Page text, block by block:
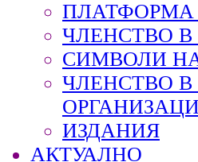
ПЛАТФОРМА
ЧЛЕНСТВО В
СИМВОЛИ
ЧЛЕНСТВО
ИЗДАНИЯ
АКТУАЛНО